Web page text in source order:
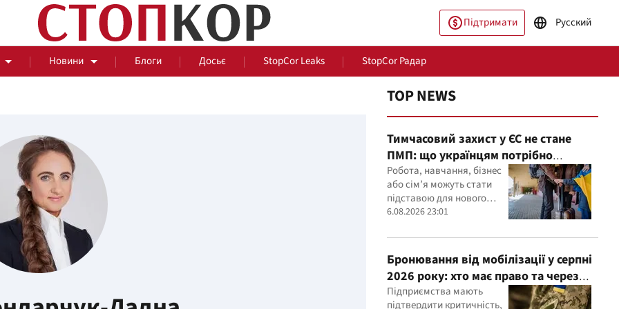
Підтримати Русский
Новини Блоги Досьє StopCor Leaks StopCor Радар
За парканом
Події
TOP NEWS
Тимчасовий захист у ЄС не стане
ПМП: що українцям потрібно
зробити до 2028 року
Робота, навчання, бізнес
або сім’я можуть стати
підставою для нового
статусу в ЄС
6.08.2026 23:01
Бронювання від мобілізації у серпні
2026 року: хто має право та через
що можуть відмовити
Підприємства мають
підтвердити критичність,